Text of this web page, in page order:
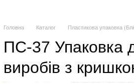
Головна Каталог Пластикова упаковка
ПС-37 Упаковка
виробів з